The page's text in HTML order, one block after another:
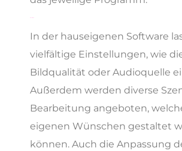
In der hauseigenen Software
vielfältige Einstellungen, wie
Bildqualität oder Audioquelle
Außerdem werden diverse
Bearbeitung angeboten,
eigenen Wünschen gestaltet
können. Auch die Anpassung